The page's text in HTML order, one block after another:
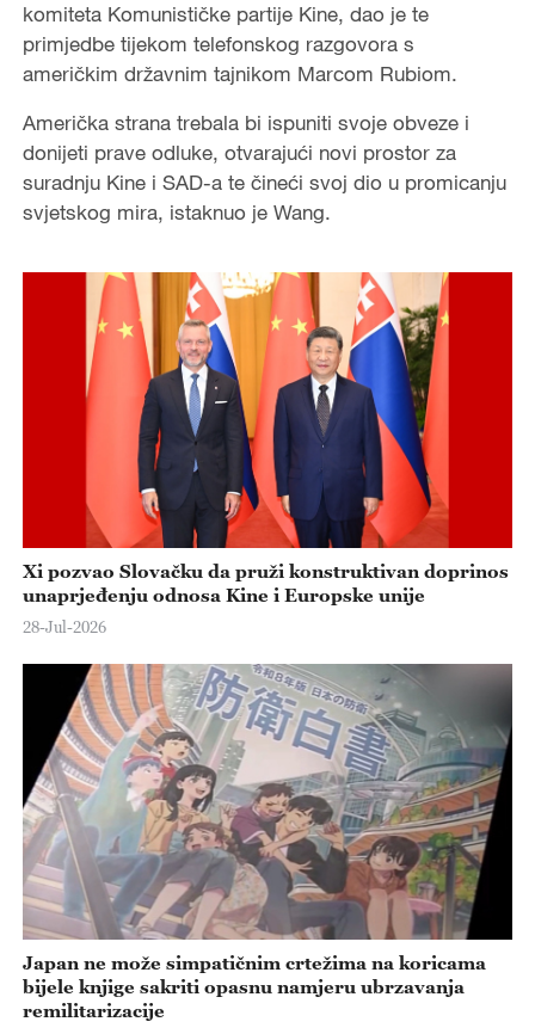
komiteta Komunističke partije Kine, dao je te
primjedbe tijekom telefonskog razgovora s
američkim državnim tajnikom Marcom Rubiom.
Američka strana trebala bi ispuniti svoje obveze i
donijeti prave odluke, otvarajući novi prostor za
suradnju Kine i SAD-a te čineći svoj dio u promicanju
svjetskog mira, istaknuo je Wang.
Xi pozvao Slovačku da pruži konstruktivan doprinos
unaprjeđenju odnosa Kine i Europske unije
28-Jul-2026
Japan ne može simpatičnim crtežima na koricama
bijele knjige sakriti opasnu namjeru ubrzavanja
remilitarizacije